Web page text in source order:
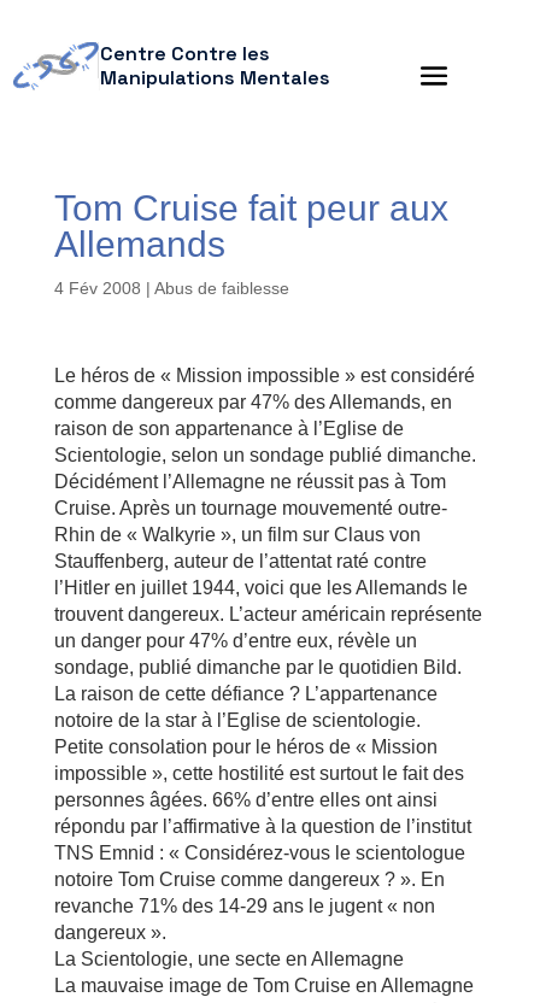
Centre Contre les
Manipulations Mentales
Tom Cruise fait peur aux
Allemands
4 Fév 2008 | Abus de faiblesse
Le héros de « Mission impossible » est considéré
comme dangereux par 47% des Allemands, en
raison de son appartenance à l’Eglise de
Scientologie, selon un sondage publié dimanche.
Décidément l’Allemagne ne réussit pas à Tom
Cruise. Après un tournage mouvementé outre-
Rhin de « Walkyrie », un film sur Claus von
Stauffenberg, auteur de l’attentat raté contre
l’Hitler en juillet 1944, voici que les Allemands le
trouvent dangereux. L’acteur américain représente
un danger pour 47% d’entre eux, révèle un
sondage, publié dimanche par le quotidien Bild.
La raison de cette défiance ? L’appartenance
notoire de la star à l’Eglise de scientologie.
Petite consolation pour le héros de « Mission
impossible », cette hostilité est surtout le fait des
personnes âgées. 66% d’entre elles ont ainsi
répondu par l’affirmative à la question de l’institut
TNS Emnid : « Considérez-vous le scientologue
notoire Tom Cruise comme dangereux ? ». En
revanche 71% des 14-29 ans le jugent « non
dangereux ».
La Scientologie, une secte en Allemagne
La mauvaise image de Tom Cruise en Allemagne